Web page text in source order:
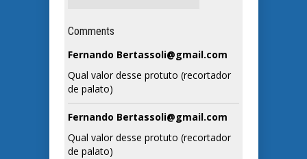
Comments
Fernando Bertassoli@gmail.com
Qual valor desse protuto (recortador
de palato)
Fernando Bertassoli@gmail.com
Qual valor desse protuto (recortador
de palato)